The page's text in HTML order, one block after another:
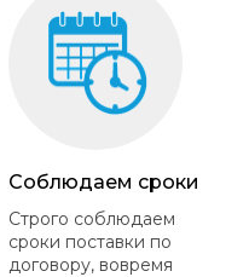
Соблюдаем сроки
Строго соблюдаем
сроки поставки по
договору, вовремя